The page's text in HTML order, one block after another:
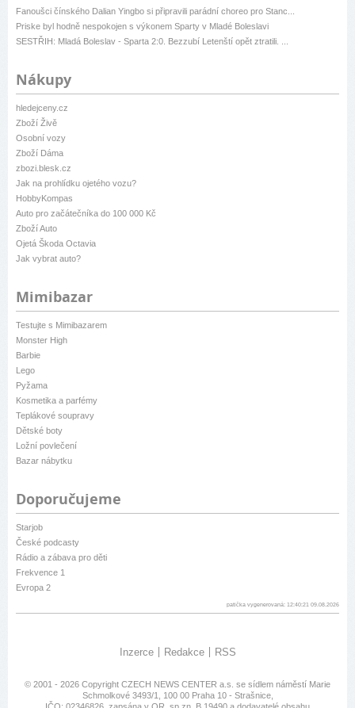
Fanoušci čínského Dalian Yingbo si připravili parádní choreo pro Stanc...
Priske byl hodně nespokojen s výkonem Sparty v Mladé Boleslavi
SESTŘIH: Mladá Boleslav - Sparta 2:0. Bezzubí Letenští opět ztratili. ...
Nákupy
hledejceny.cz
Zboží Živě
Osobní vozy
Zboží Dáma
zbozi.blesk.cz
Jak na prohlídku ojetého vozu?
HobbyKompas
Auto pro začátečníka do 100 000 Kč
Zboží Auto
Ojetá Škoda Octavia
Jak vybrat auto?
Mimibazar
Testujte s Mimibazarem
Monster High
Barbie
Lego
Pyžama
Kosmetika a parfémy
Teplákové soupravy
Dětské boty
Ložní povlečení
Bazar nábytku
Doporučujeme
Starjob
České podcasty
Rádio a zábava pro děti
Frekvence 1
Evropa 2
patička vygenerovaná: 12:40:21 09.08.2026
Inzerce Redakce RSS
© 2001 - 2026 Copyright CZECH NEWS CENTER a.s. se sídlem náměstí Marie
Schmolkové 3493/1, 100 00 Praha 10 - Strašnice,